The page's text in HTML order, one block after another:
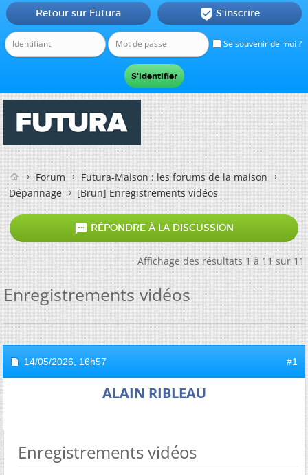
Se souvenir de moi ?
Retour sur Futura  S'inscrire
Forum
Futura-Maison : les forums de la maison
Dépannage
[Brun]Enregistrements vidéos
 RÉPONDRE À LA DISCUSSION
Affichage des résultats 1 à 11 sur 11
Enregistrements vidéos
14/05/2026, 16h57 #1
ALAIN RIBLEAU
Enregistrements vidéos